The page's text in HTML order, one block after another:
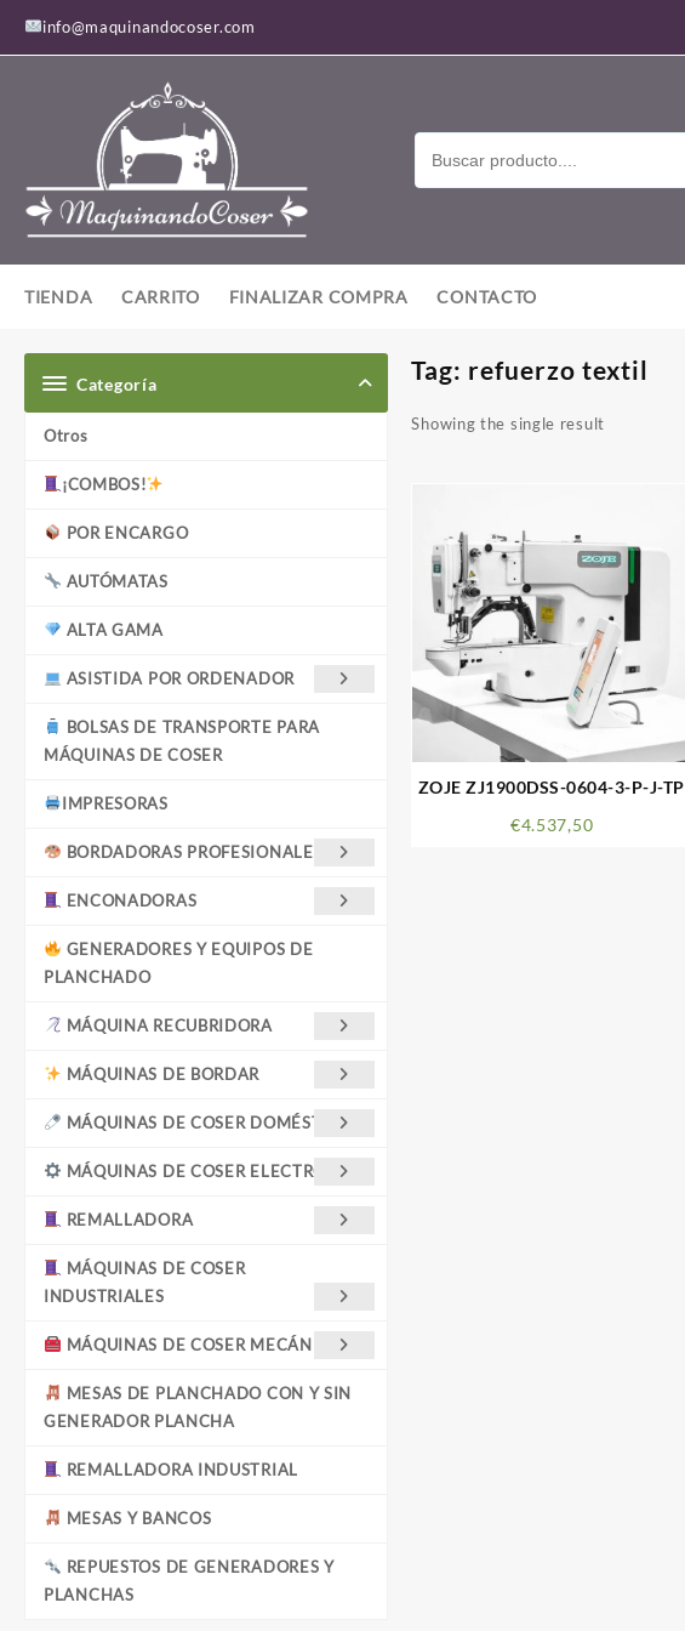
contenido
info@maquinandocoser.com
TIENDA CARRITO FINALIZAR COMPRA CONTACTO
Categoría
Otros
¡COMBOS!
POR ENCARGO
AUTÓMATAS
ALTA GAMA
ASISTIDA POR ORDENADOR
BOLSAS DE TRANSPORTE PARA
MÁQUINAS DE COSER
IMPRESORAS
BORDADORAS PROFESIONALES
ENCONADORAS
GENERADORES Y EQUIPOS DE
PLANCHADO
MÁQUINA RECUBRIDORA
MÁQUINAS DE BORDAR
MÁQUINAS DE COSER DOMÉSTICAS
MÁQUINAS DE COSER ELECTRÓNICA
REMALLADORA
MÁQUINAS DE COSER
INDUSTRIALES
MÁQUINAS DE COSER MECÁNICAS
MESAS DE PLANCHADO CON Y SIN
GENERADOR PLANCHA
REMALLADORA INDUSTRIAL
MESAS Y BANCOS
REPUESTOS DE GENERADORES Y
PLANCHAS
Tag: refuerzo textil
Showing the single result
ZOJE ZJ1900DSS-0604-3-P-J-TP
€4.537,50